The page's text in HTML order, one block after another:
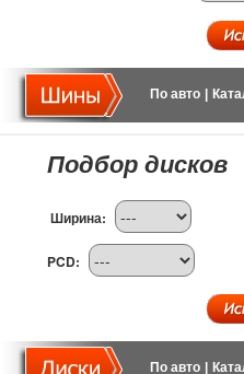
По авто
Подбор дисков
Ширина:
PCD:
По авто